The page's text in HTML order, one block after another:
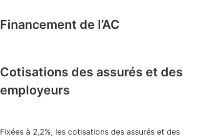
Financement de l’AC
Cotisations des assurés et des
employeurs
Fixées à 2,2%, les cotisations des assurés et des